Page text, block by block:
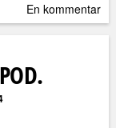
En kommentar